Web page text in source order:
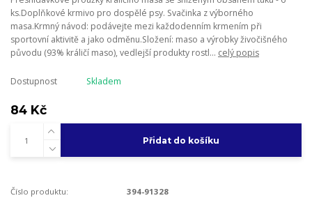
ks.Doplňkové krmivo pro dospělé psy. Svačinka z výborného
masa.Krmný návod: podávejte mezi každodenním krmením při
sportovní aktivitě a jako odměnu.Složení: maso a výrobky živočišného
původu (93% králičí maso), vedlejší produkty rostl... celý popis
Dostupnost Skladem
84 Kč
Přidat do košíku
Číslo produktu:
394-91328